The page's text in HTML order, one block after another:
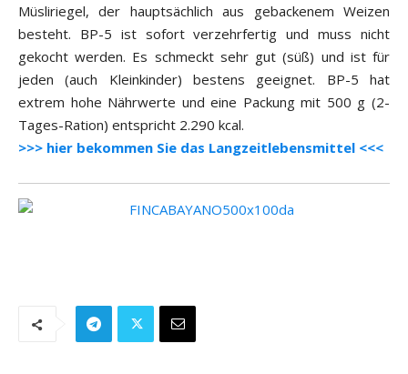
Müsliriegel, der hauptsächlich aus gebackenem Weizen
besteht. BP-5 ist sofort verzehrfertig und muss nicht
gekocht werden. Es schmeckt sehr gut (süß) und ist für
jeden (auch Kleinkinder) bestens geeignet. BP-5 hat
extrem hohe Nährwerte und eine Packung mit 500 g (2-
Tages-Ration) entspricht 2.290 kcal.
>>> hier bekommen Sie das Langzeitlebensmittel <<<